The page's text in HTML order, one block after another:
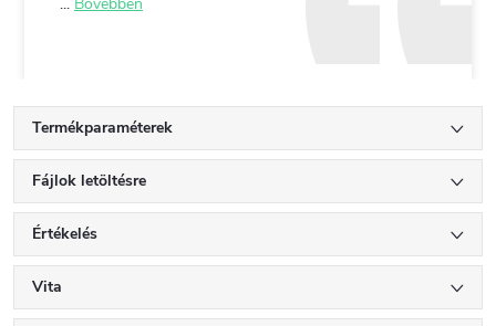
Termékparaméterek
Fájlok letöltésre
Értékelés
Vita